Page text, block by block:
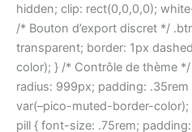
hidden; clip: rect(0,0,0,0);
/* Bouton d’export discret */
transparent; border: 1px
color); } /* Contrôle de thème
radius: 999px; padding:
var(–pico-muted-border-
pill { font-size: .75rem;